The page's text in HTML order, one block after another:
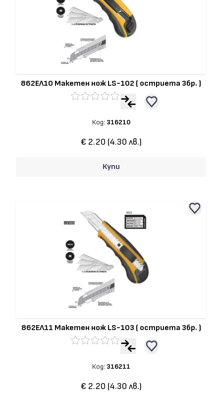
862ЕЛ10 Макетен нож LS-102 ( остриета 3бр. )
Код: 316210
€ 2.20 (4.30 лв.)
Купи
862ЕЛ11 Макетен нож LS-103 ( остриета 3бр. )
Код: 316211
€ 2.20 (4.30 лв.)